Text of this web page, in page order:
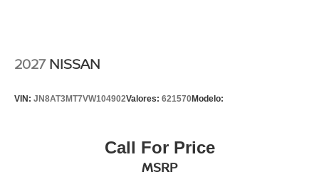
2027 NISSAN
VIN: JN8AT3MT7VW104902Valores: 621570Modelo:
Call For Price
MSRP